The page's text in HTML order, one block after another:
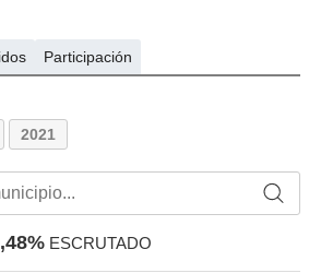
Participación
2021
ESCRUTADO